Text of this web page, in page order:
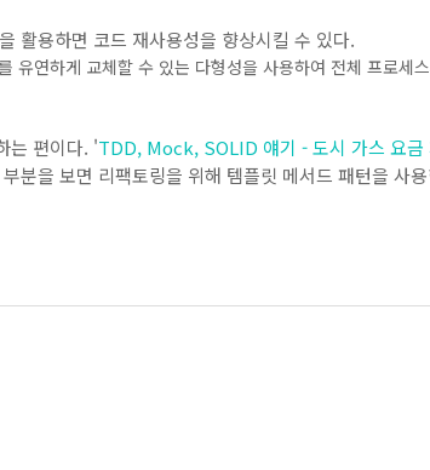
활용하면 코드 재사용성을 향상시킬 수 있다.
유연하게 교체할 수 있는 다형성을 사용하여 전체 프로세
는 편이다. 'TDD, Mock, SOLID 얘기 - 도시 가스 요금
분을 보면 리팩토링을 위해 템플릿 메서드 패턴을 사